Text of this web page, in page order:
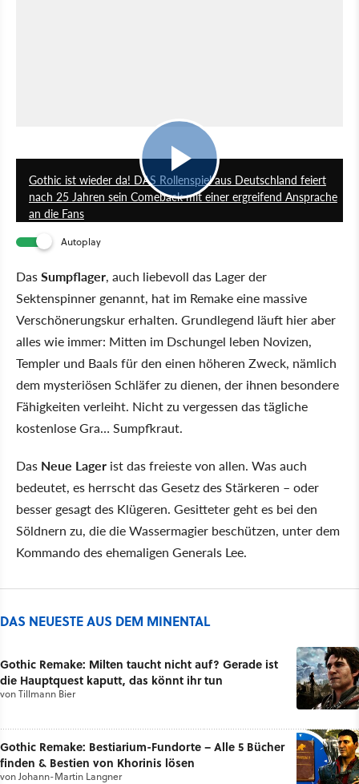
Gothic ist wieder da! DAS Rollenspiel aus Deutschland feiert
nach 25 Jahren sein Comeback mit einer ergreifend Ansprache
an die Fans
Autoplay
DasSumpflager, auch liebevoll das Lager der
Sektenspinner genannt, hat im Remake eine massive
Verschönerungskur erhalten. Grundlegend läuft hier aber
alles wie immer: Mitten im Dschungel leben Novizen,
Templer und Baals für den einen höheren Zweck, nämlich
dem mysteriösen Schläfer zu dienen, der ihnen besondere
Fähigkeiten verleiht. Nicht zu vergessen das tägliche
kostenlose Gra… Sumpfkraut.
Das Neue Lager ist das freieste von allen. Was auch
bedeutet, es herrscht das Gesetz des Stärkeren – oder
besser gesagt des Klügeren. Gesitteter geht es bei den
Söldnern zu, die die Wassermagier beschützen, unter dem
Kommando des ehemaligen Generals Lee.
DAS NEUESTE AUS DEM MINENTAL
Gothic Remake: Milten taucht nicht auf? Gerade ist
die Hauptquest kaputt, das könnt ihr tun
vonTillmann Bier
Gothic Remake: Bestiarium-Fundorte – Alle 5 Bücher
finden & Bestien von Khorinis lösen
vonJohann-Martin Langner